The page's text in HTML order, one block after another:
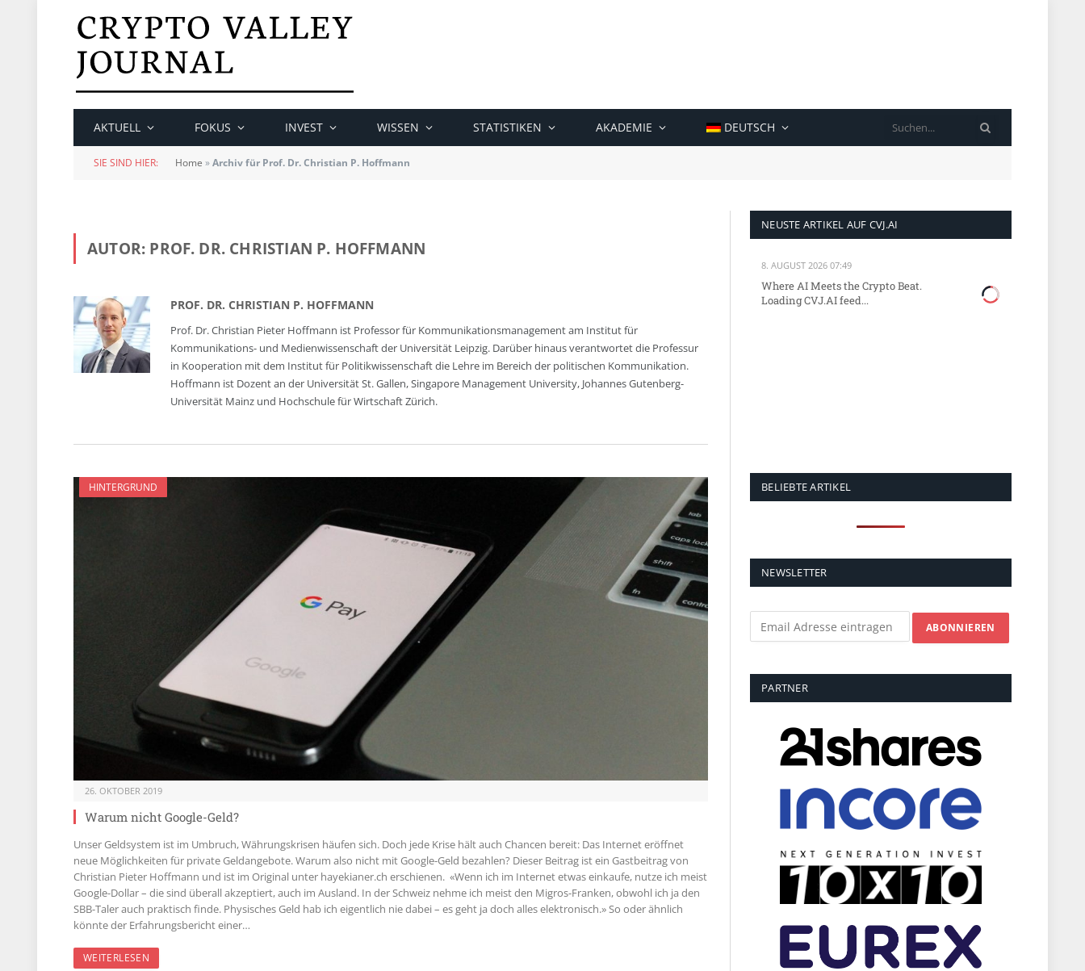
AKTUELL FOKUS INVEST WISSEN STATISTIKEN AKADEMIE DEUTSCH
SIE SIND HIER: Home »Archiv für Prof. Dr. Christian P. Hoffmann
AUTOR: PROF. DR. CHRISTIAN P. HOFFMANN
PROF. DR. CHRISTIAN P. HOFFMANN
Prof. Dr. Christian Pieter Hoffmann ist Professor für Kommunikationsmanagement am Institut für
Kommunikations- und Medienwissenschaft der Universität Leipzig. Darüber hinaus verantwortet die Professur
in Kooperation mit dem Institut für Politikwissenschaft die Lehre im Bereich der politischen Kommunikation.
Hoffmann ist Dozent an der Universität St. Gallen, Singapore Management University, Johannes Gutenberg-
Universität Mainz und Hochschule für Wirtschaft Zürich.
HINTERGRUND
26. OKTOBER 2019
Warum nicht Google-Geld?
Unser Geldsystem ist im Umbruch, Währungskrisen häufen sich. Doch jede Krise hält auch Chancen bereit: Das Internet eröffnet
neue Möglichkeiten für private Geldangebote. Warum also nicht mit Google-Geld bezahlen? Dieser Beitrag ist ein Gastbeitrag von
Christian Pieter Hoffmann und ist im Original unter hayekianer.ch erschienen. «Wenn ich im Internet etwas einkaufe, nutze ich meist
Google-Dollar – die sind überall akzeptiert, auch im Ausland. In der Schweiz nehme ich meist den Migros-Franken, obwohl ich ja den
SBB-Taler auch praktisch finde. Physisches Geld hab ich eigentlich nie dabei – es geht ja doch alles elektronisch.» So oder ähnlich
könnte der Erfahrungsbericht einer…
WEITERLESEN
NEUSTE ARTIKEL AUF CVJ.AI
8. AUGUST 2026 07:49
Where AI Meets the Crypto Beat.
Loading CVJ.AI feed...
BELIEBTE ARTIKEL
NEWSLETTER
PARTNER